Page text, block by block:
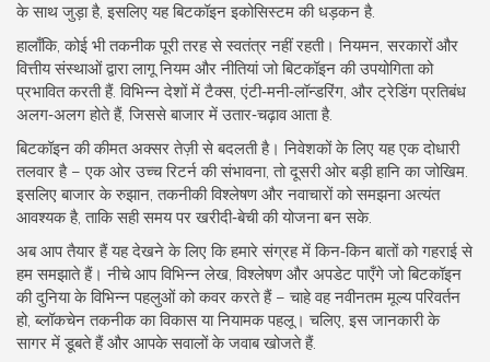
के साथ जुड़ा है, इसलिए यह बिटकॉइन इकोसिस्टम की धड़कन है.
हालाँकि, कोई भी तकनीक पूरी तरह से स्वतंत्र नहीं रहती।नियमन,सरकारों और
वित्तीय संस्थाओं द्वारा लागू नियम और नीतियां जो बिटकॉइन की उपयोगिता को
प्रभावित करती हैं. विभिन्न देशों में टैक्स, एंटी‑मनी‑लॉन्डरिंग, और ट्रेडिंग प्रतिबंध
अलग‑अलग होते हैं, जिससे बाजार में उतार‑चढ़ाव आता है.
बिटकॉइन की कीमत अक्सर तेज़ी से बदलती है। निवेशकों के लिए यह एक दोधारी
तलवार है – एक ओर उच्च रिटर्न की संभावना, तो दूसरी ओर बड़ी हानि का जोखिम.
इसलिए बाजार के रुझान, तकनीकी विश्लेषण और नवाचारों को समझना अत्यंत
आवश्यक है, ताकि सही समय पर खरीदी‑बेची की योजना बन सके.
अब आप तैयार हैं यह देखने के लिए कि हमारे संग्रह में किन‑किन बातों को गहराई से
हम समझाते हैं। नीचे आप विभिन्न लेख, विश्लेषण और अपडेट पाएँगे जो बिटकॉइन
की दुनिया के विभिन्न पहलुओं को कवर करते हैं – चाहे वह नवीनतम मूल्य परिवर्तन
हो, ब्लॉकचेन तकनीक का विकास या नियामक पहलू। चलिए, इस जानकारी के
सागर में डूबते हैं और आपके सवालों के जवाब खोजते हैं.